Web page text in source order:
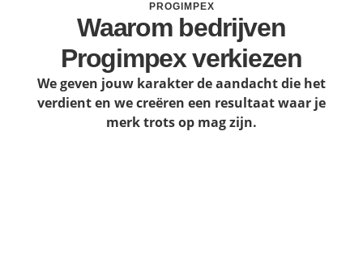
PROGIMPEX
Waarom bedrijven
Progimpex verkiezen
We geven jouw karakter de aandacht die het
verdient en we creëren een resultaat waar je
merk trots op mag zijn.